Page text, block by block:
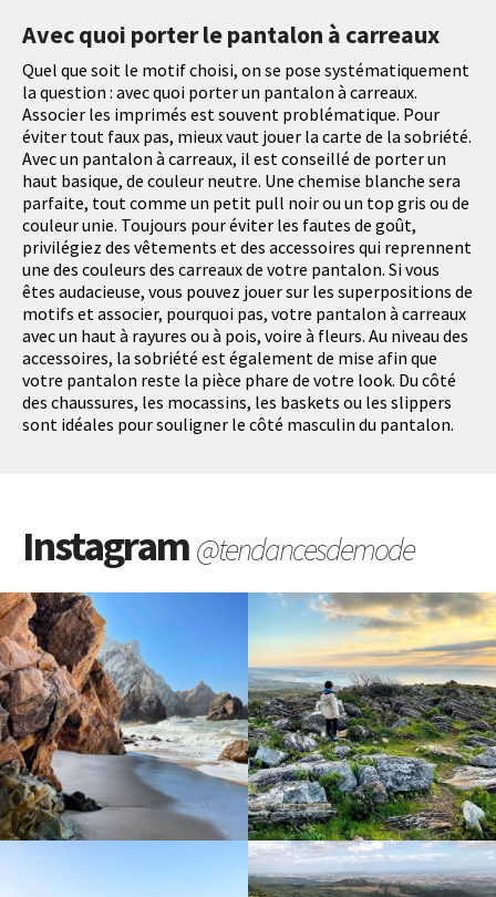
Avec quoi porter le pantalon à carreaux
Quel que soit le motif choisi, on se pose systématiquement
la question : avec quoi porter un pantalon à carreaux.
Associer les imprimés est souvent problématique. Pour
éviter tout faux pas, mieux vaut jouer la carte de la sobriété.
Avec un pantalon à carreaux, il est conseillé de porter un
haut basique, de couleur neutre. Une chemise blanche sera
parfaite, tout comme un petit pull noir ou un top gris ou de
couleur unie. Toujours pour éviter les fautes de goût,
privilégiez des vêtements et des accessoires qui reprennent
une des couleurs des carreaux de votre pantalon. Si vous
êtes audacieuse, vous pouvez jouer sur les superpositions de
motifs et associer, pourquoi pas, votre pantalon à carreaux
avec un haut à rayures ou à pois, voire à fleurs. Au niveau des
accessoires, la sobriété est également de mise afin que
votre pantalon reste la pièce phare de votre look. Du côté
des chaussures, les mocassins, les baskets ou les slippers
sont idéales pour souligner le côté masculin du pantalon.
Instagram@tendancesdemode